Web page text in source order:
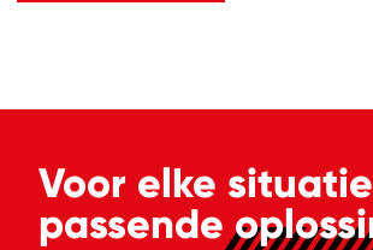
Voor elke
passende